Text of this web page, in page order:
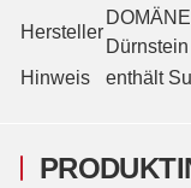
Hersteller
Hinweis
enthält